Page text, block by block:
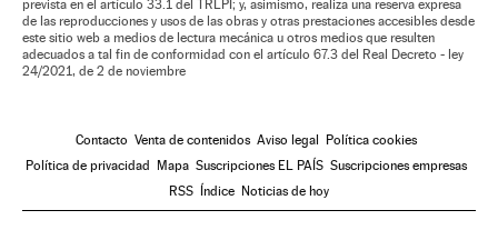
prevista en el artículo 33.1 del TRLPI; y, asimismo, realiza una reserva expresa
de las reproducciones y usos de las obras y otras prestaciones accesibles desde
este sitio web a medios de lectura mecánica u otros medios que resulten
adecuados a tal fin de conformidad con el artículo 67.3 del Real Decreto - ley
24/2021, de 2 de noviembre
Contacto Venta de contenidos Aviso legal Política cookies
Política de privacidad Mapa Suscripciones EL PAÍS Suscripciones empresas
RSS Índice Noticias de hoy